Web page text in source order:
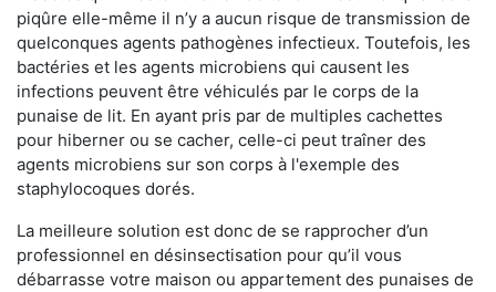
piqûre elle-même il n’y a aucun risque de transmission de
quelconques agents pathogènes infectieux. Toutefois, les
bactéries et les agents microbiens qui causent les
infections peuvent être véhiculés par le corps de la
punaise de lit. En ayant pris par de multiples cachettes
pour hiberner ou se cacher, celle-ci peut traîner des
agents microbiens sur son corps à l'exemple des
staphylocoques dorés.
La meilleure solution est donc de se rapprocher d’un
professionnel en désinsectisation pour qu’il vous
débarrasse votre maison ou appartement des punaises de